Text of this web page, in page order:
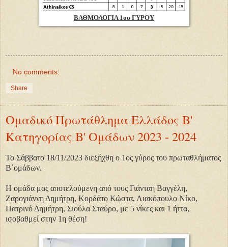
ΒΑΘΜΟΛΟΓΙΑ 1ου ΓΥΡΟΥ
No comments:
Share
Ομαδικό Πρωτάθλημα Ελλάδος Β'
Κατηγορίας Β' Ομάδων 2023 - 2024
Το Σάββατο 18/11/2023 διεξήχθη ο 1ος γύρος του πρωταθλήματος
Β΄ομάδων.
Η ομάδα μας αποτελούμενη από τους Γιάνταη Βαγγέλη,
Ζαρογιάννη Δημήτρη, Κορδάτο Κώστα, Λιακόπουλο Νίκο,
Πατρινό Δημήτρη, Σιούλα Σταύρο, με 5 νίκες και 1 ήττα,
ισοβαθμεί στην 1η θέση!